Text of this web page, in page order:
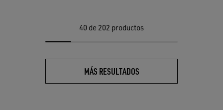
40 de 202 productos
MÁS RESULTADOS